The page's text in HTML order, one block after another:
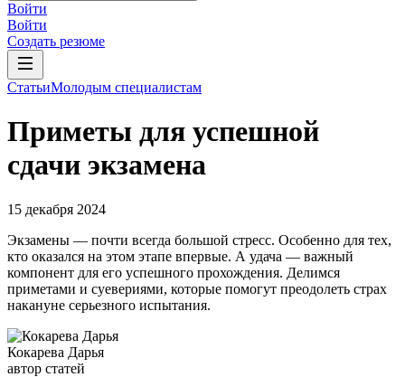
Войти
Войти
Создать резюме
СтатьиМолодым специалистам
Приметы для успешной
сдачи экзамена
15 декабря 2024
Экзамены — почти всегда большой стресс. Особенно для тех,
кто оказался на этом этапе впервые. А удача — важный
компонент для его успешного прохождения. Делимся
приметами и суевериями, которые помогут преодолеть страх
накануне серьезного испытания.
Кокарева Дарья
автор статей